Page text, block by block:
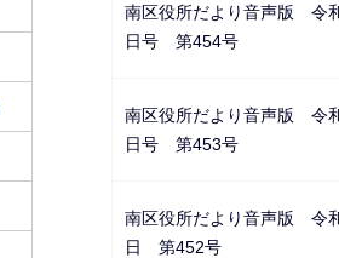
南区役所だより音声版 令
日号 第454号
南区役所だより音声版 令
日号 第453号
南区役所だより音声版 令
日 第452号